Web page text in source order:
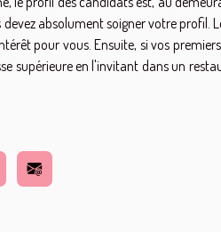
absolument soigner votre
pour vous. Ensuite, si vos
supérieure en l'invitant dans un